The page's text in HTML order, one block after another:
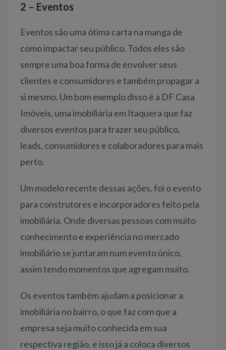
2 – Eventos
Eventos são uma ótima carta na manga de
como impactar seu público. Todos eles são
sempre uma boa forma de envolver seus
clientes e consumidores e também propagar a
si mesmo. Um bom exemplo disso é a DF Casa
Imóveis, uma imobiliária em Itaquera que faz
diversos eventos para trazer seu público,
leads, consumidores e colaboradores para mais
perto.
Um modelo recente dessas ações, foi o evento
para construtores e incorporadores feito pela
imobiliária. Onde diversas pessoas com muito
conhecimento e experiência no mercado
imobiliário se juntaram num evento único,
assim tendo momentos que agregam muito.
Os eventos também ajudam a posicionar a
imobiliária no bairro, o que faz com que a
empresa seja muito conhecida em sua
respectiva região, e isso já a coloca diversos